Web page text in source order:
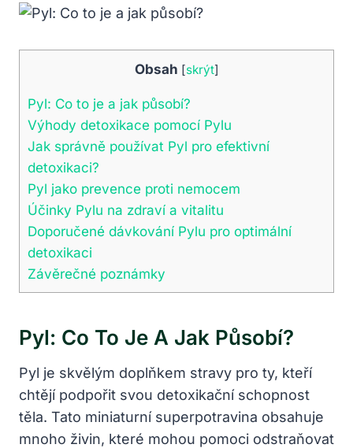
Obsah [skrýt]
Pyl: Co to je a jak působí?
Výhody detoxikace pomocí Pylu
Jak správně používat Pyl pro efektivní
detoxikaci?
Pyl jako prevence proti nemocem
Účinky Pylu na zdraví a vitalitu
Doporučené dávkování Pylu pro optimální
detoxikaci
Závěrečné poznámky
Pyl: Co To Je A Jak Působí?
Pyl je skvělým doplňkem stravy pro ty, kteří
chtějí podpořit svou detoxikační schopnost
těla. Tato miniaturní superpotravina obsahuje
mnoho živin, které mohou pomoci odstraňovat